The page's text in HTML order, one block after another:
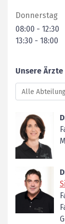
Donnerstag
08:00 - 12:30
13:30 - 18:00
Unsere Ärzte
Alle